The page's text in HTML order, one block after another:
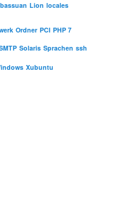
Lion locales
Ordner PCI PHP 7
Solaris Sprachen ssh
Xubuntu